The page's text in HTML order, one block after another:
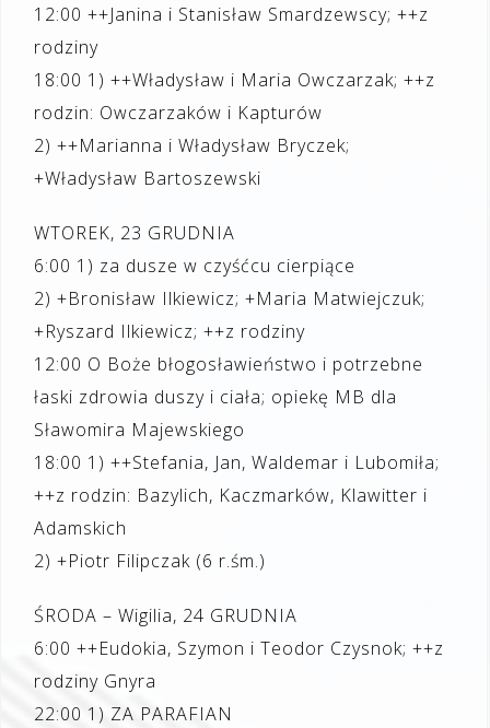
12:00 ++Janina i Stanisław Smardzewscy; ++z
rodziny
18:00 1) ++Władysław i Maria Owczarzak; ++z
rodzin: Owczarzaków i Kapturów
2) ++Marianna i Władysław Bryczek;
+Władysław Bartoszewski
WTOREK, 23 GRUDNIA
6:00 1) za dusze w czyśćcu cierpiące
2) +Bronisław Ilkiewicz; +Maria Matwiejczuk;
+Ryszard Ilkiewicz; ++z rodziny
12:00 O Boże błogosławieństwo i potrzebne
łaski zdrowia duszy i ciała; opiekę MB dla
Sławomira Majewskiego
18:00 1) ++Stefania, Jan, Waldemar i Lubomiła;
++z rodzin: Bazylich, Kaczmarków, Klawitter i
Adamskich
2) +Piotr Filipczak (6 r.śm.)
ŚRODA – Wigilia, 24 GRUDNIA
6:00 ++Eudokia, Szymon i Teodor Czysnok; ++z
rodziny Gnyra
22:00 1) ZA PARAFIAN